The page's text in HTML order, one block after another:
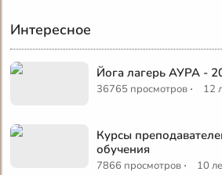
Интересное
Йога лагерь АУРА -
36765 просмотров · 12
Курсы
обучения
7866 просмотров · 10